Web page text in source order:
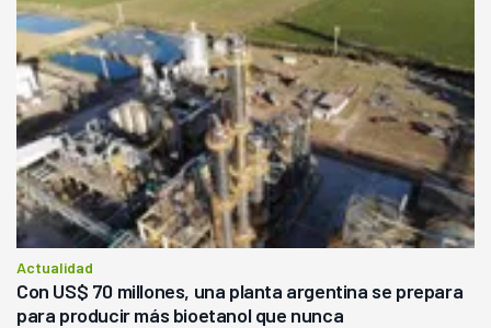
Actualidad
Con US$ 70 millones, una planta argentina se prepara
para producir más bioetanol que nunca